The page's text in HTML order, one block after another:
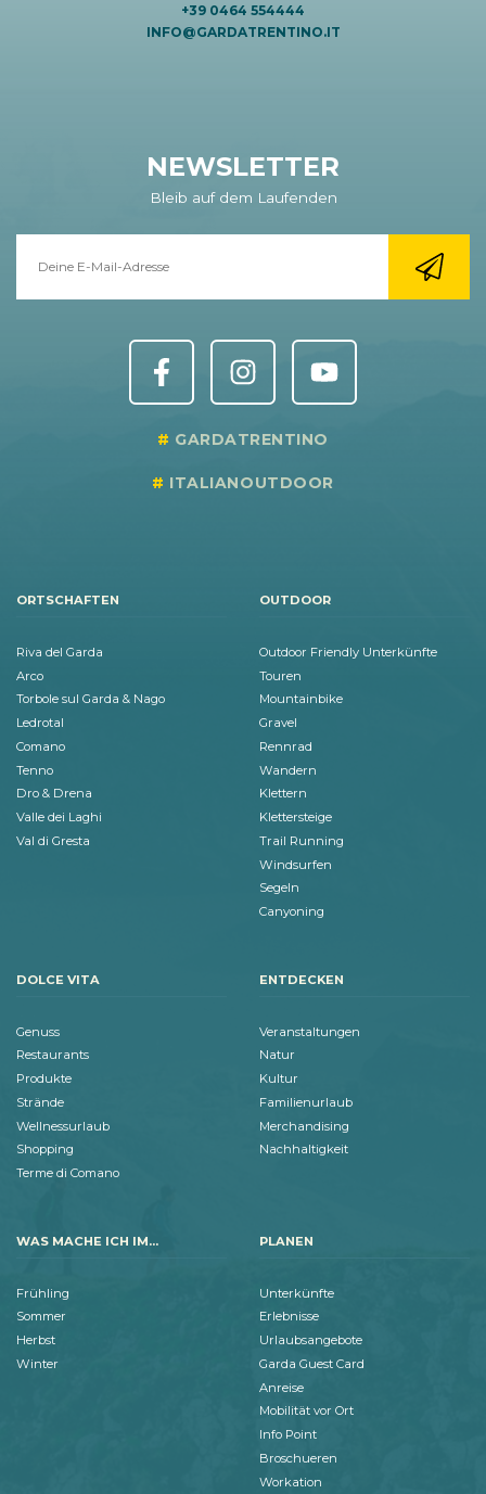
+39 0464 554444
INFO@GARDATRENTINO.IT
NEWSLETTER
Bleib auf dem Laufenden
GARDATRENTINO
ITALIANOUTDOOR
ORTSCHAFTEN
Riva del Garda
Arco
Torbole sul Garda & Nago
Ledrotal
Comano
Tenno
Dro & Drena
Valle dei Laghi
Val di Gresta
OUTDOOR
Outdoor Friendly Unterkünfte
Touren
Mountainbike
Gravel
Rennrad
Wandern
Klettern
Klettersteige
Trail Running
Windsurfen
Segeln
Canyoning
DOLCE VITA
Genuss
Restaurants
Produkte
Strände
Wellnessurlaub
Shopping
Terme di Comano
ENTDECKEN
Veranstaltungen
Natur
Kultur
Familienurlaub
Merchandising
Nachhaltigkeit
WAS MACHE ICH IM...
Frühling
Sommer
Herbst
Winter
PLANEN
Unterkünfte
Erlebnisse
Urlaubsangebote
Garda Guest Card
Anreise
Mobilität vor Ort
Info Point
Broschueren
Workation